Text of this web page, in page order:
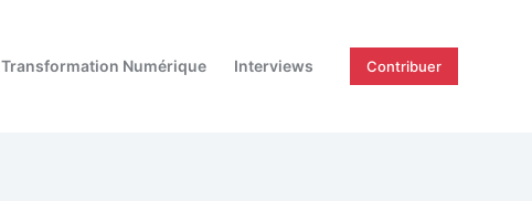
Transformation Numérique Interviews Contribuer